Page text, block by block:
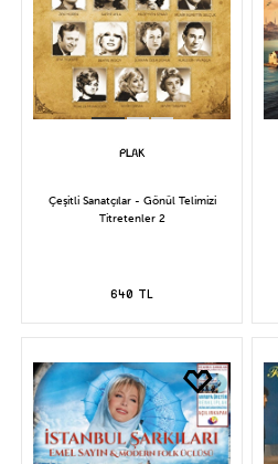
Çeşitli Sanatçılar - Gönül Telimizi
Titretenler 2
640 TL